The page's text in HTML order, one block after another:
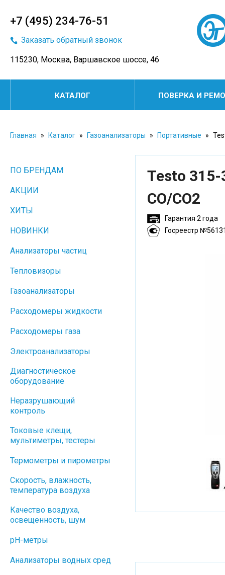
+7 (495) 234-76-51
Заказать обратный звонок
115230, Москва, Варшавское шоссе, 46
КАТАЛОГ ПОВЕРКА И
Главная » Каталог » Газоанализаторы » Портативные »
Testo
CO/CO2
Гарантия 2 года
Госреестр
ПО БРЕНДАМ
АКЦИИ
ХИТЫ
НОВИНКИ
Анализаторы частиц
Тепловизоры
Газоанализаторы
Расходомеры жидкости
Расходомеры газа
Электроанализаторы
Диагностическое
оборудование
Неразрушающий
контроль
Токовые клещи,
мультиметры, тестеры
Термометры и пирометры
Скорость, влажность,
температура воздуха
Качество воздуха,
освещенность, шум
pH-метры
Анализаторы водных сред